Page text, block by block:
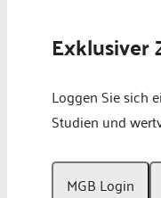
Loggen Sie sich
Studien und
MGB Login